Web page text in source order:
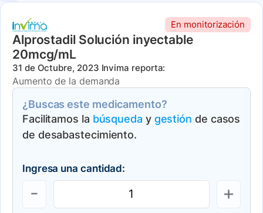
En monitorización
Alprostadil Solución inyectable
20mcg/mL
31 de Octubre, 2023 Invima reporta:
Aumento de la demanda
¿Buscas este medicamento?
Facilitamos la búsqueda y gestión de casos
de desabastecimiento.
Ingresa una cantidad: